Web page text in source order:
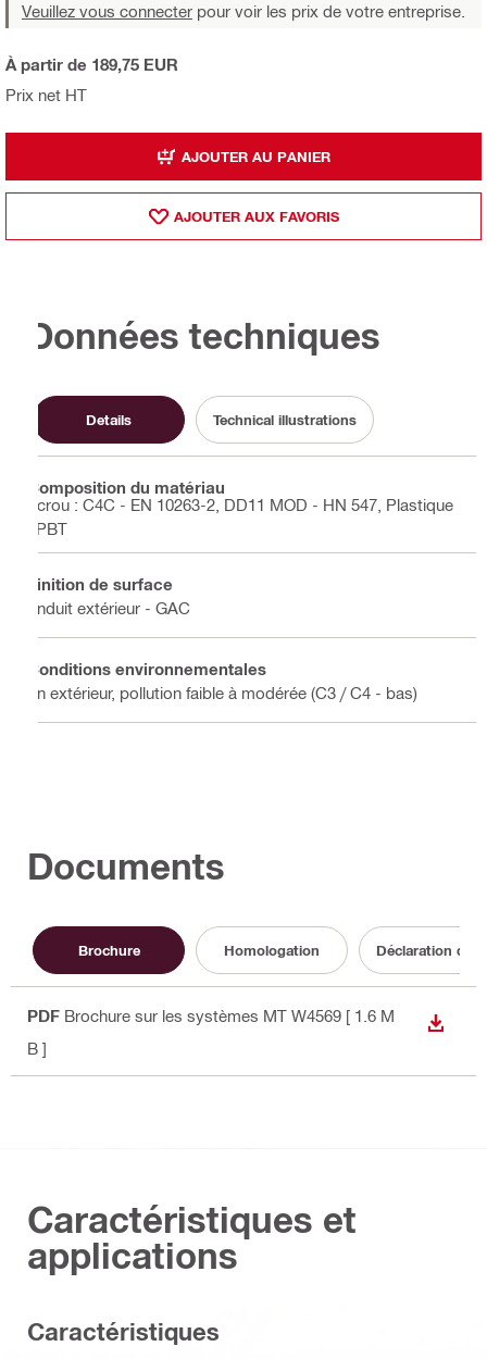
Veuillez vous connecter pour voir les prix de votre entreprise.
Prix net HT
À partir de 189,75 EUR
AJOUTER AU PANIER
AJOUTER AUX FAVORIS
Données techniques
Details Technical illustrations
Composition du matériau
Écrou : C4C - EN 10263-2, DD11 MOD - HN 547, Plastique
: PBT
Finition de surface
Enduit extérieur - GAC
Conditions environnementales
En extérieur, pollution faible à modérée (C3 / C4 - bas)
Documents
Brochure Homologation Déclaration de
PDF Brochure sur les systèmes MT W4569 [ 1.6 M
B ]
Caractéristiques et
applications
Caractéristiques